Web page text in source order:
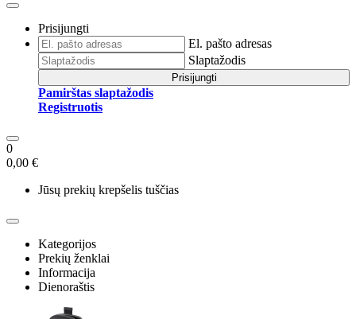
Prisijungti
El. pašto adresas
Slaptažodis
Prisijungti
Pamirštas slaptažodis
Registruotis
0
0,00 €
Jūsų prekių krepšelis tuščias
Kategorijos
Prekių ženklai
Informacija
Dienoraštis